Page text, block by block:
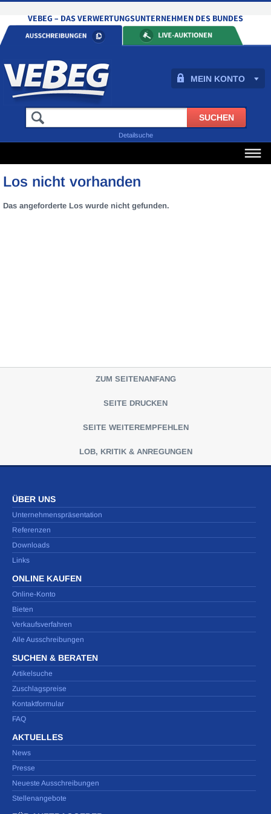
MEIN KONTO
Detailsuche
Los nicht vorhanden
Das angeforderte Los wurde nicht gefunden.
ZUM SEITENANFANG
SEITE DRUCKEN
SEITE WEITEREMPFEHLEN
LOB, KRITIK & ANREGUNGEN
ÜBER UNS
Unternehmenspräsentation
Referenzen
Downloads
Links
ONLINE KAUFEN
Online-Konto
Bieten
Verkaufsverfahren
Alle Ausschreibungen
SUCHEN & BERATEN
Artikelsuche
Zuschlagspreise
Kontaktformular
FAQ
AKTUELLES
News
Presse
Neueste Ausschreibungen
Stellenangebote